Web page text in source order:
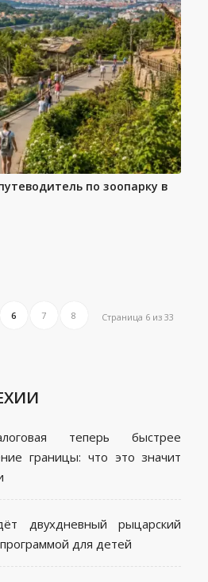
по зоопарку в
Страница 6 из 33
6 7 8
теперь быстрее
границы: что это значит
двухдневный рыцарский
для детей